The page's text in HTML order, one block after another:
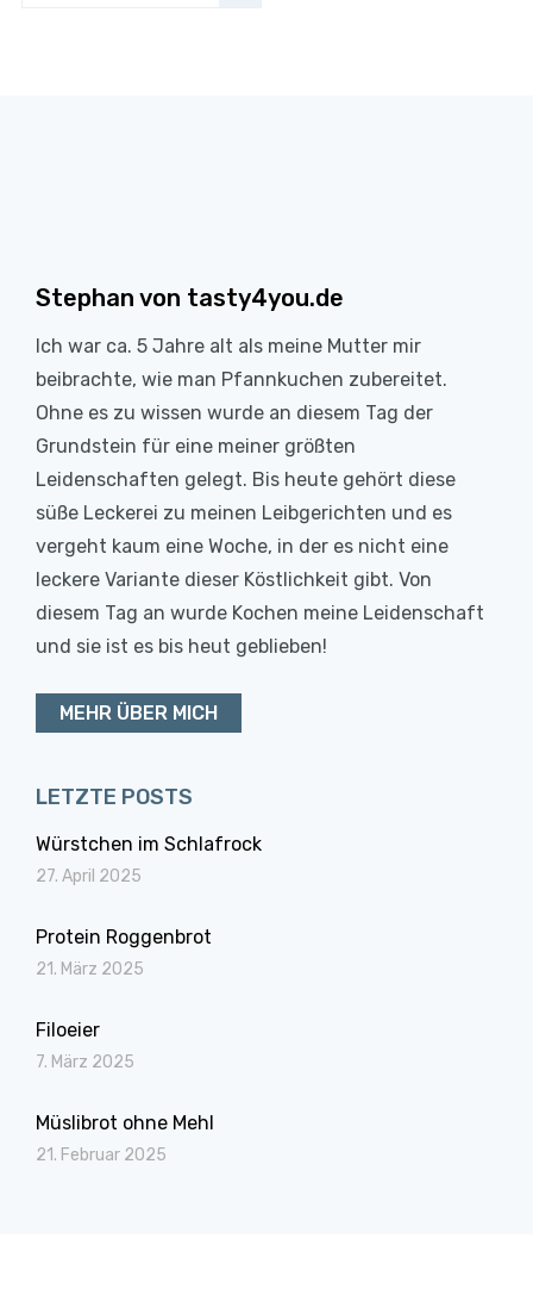
Stephan von tasty4you.de
Ich war ca. 5 Jahre alt als meine Mutter mir
beibrachte, wie man Pfannkuchen zubereitet.
Ohne es zu wissen wurde an diesem Tag der
Grundstein für eine meiner größten
Leidenschaften gelegt. Bis heute gehört diese
süße Leckerei zu meinen Leibgerichten und es
vergeht kaum eine Woche, in der es nicht eine
leckere Variante dieser Köstlichkeit gibt. Von
diesem Tag an wurde Kochen meine Leidenschaft
und sie ist es bis heut geblieben!
MEHR ÜBER MICH
LETZTE POSTS
Würstchen im Schlafrock
27. April 2025
Protein Roggenbrot
21. März 2025
Filoeier
7. März 2025
Müslibrot ohne Mehl
21. Februar 2025